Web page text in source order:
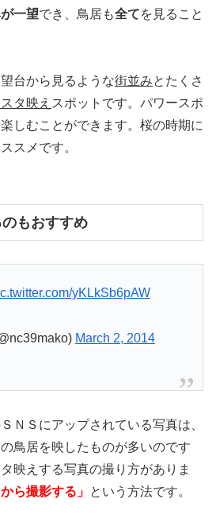
一望でき、鳥居も全てを見ること
台から見るような街並みとたくさ
タ映え スポットです。パワースポ
しむことができます。桜の時期に
スメです。
もおすすめ
yKLkSb6pAW
March 2, 2014
ＮＳにアップされている写真は、
鳥居を映したものが多いのです
映えする写真の撮り方がありま
ら撮影する」 という方法です。